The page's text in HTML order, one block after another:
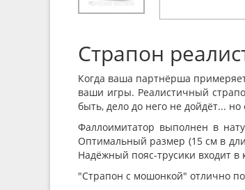
Страпон
Когда ваша партнёрша
ваши игры. Реалистичный
быть, дело до него не дойдёт...
Фаллоимитатор выполнен в
Оптимальный размер (15 см в
Надёжный пояс-трусики входит
"Страпон с мошонкой" отлично